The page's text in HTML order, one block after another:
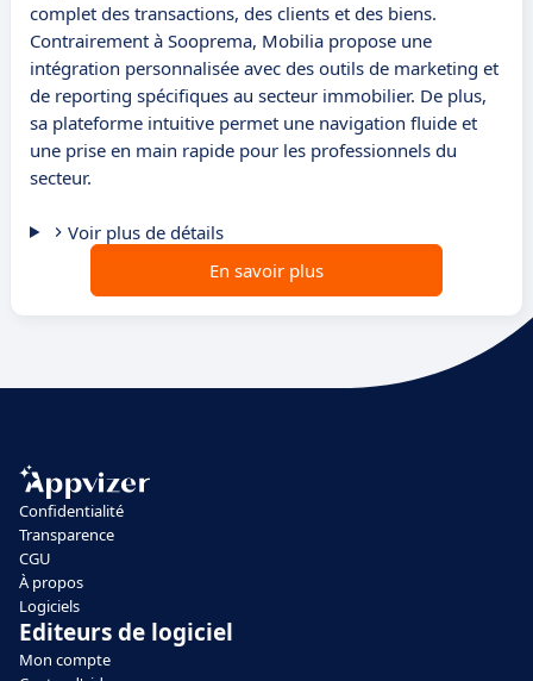
complet des transactions, des clients et des biens.
Contrairement à Sooprema, Mobilia propose une
intégration personnalisée avec des outils de marketing et
de reporting spécifiques au secteur immobilier. De plus,
sa plateforme intuitive permet une navigation fluide et
une prise en main rapide pour les professionnels du
secteur.
Voir plus de détails
En savoir plus
Confidentialité
Transparence
CGU
À propos
Logiciels
Editeurs de logiciel
Mon compte